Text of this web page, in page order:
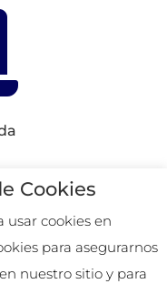
Redes
desde
Cookies
usar cookies en
para asegurarnos
nuestro sitio y para